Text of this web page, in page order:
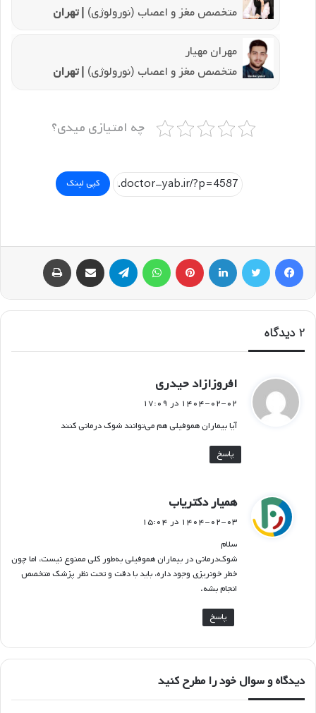
متخصص مغز و اعصاب (نورولوژی) | تهران
مهران مهیار
متخصص مغز و اعصاب (نورولوژی) | تهران
چه امتیازی میدی؟
کپی لینک
فیسبوک توییتر لینکداین پینتریست تلگرام اشتراک گذاری با ایمیل
2 دیدگاه
افروزازاد حیدری
ف
:
۱۴۰۴-۰۲-۰۲ در ۱۷:۰۹
آیا بیماران هموفیلی هم می‌توانند شوک درمانی کنند
پاسخ
همیار دکتریاب
۱۴۰۴-۰۲-۰۳ در ۱۵:۰۴
سلام
شوک‌درمانی در بیماران هموفیلی به‌طور کلی ممنوع نیست، اما چون
خطر خونریزی وجود داره، باید با دقت و تحت نظر پزشک متخصص
انجام بشه.
پاسخ
دیدگاه و سوال خود را مطرح کنید